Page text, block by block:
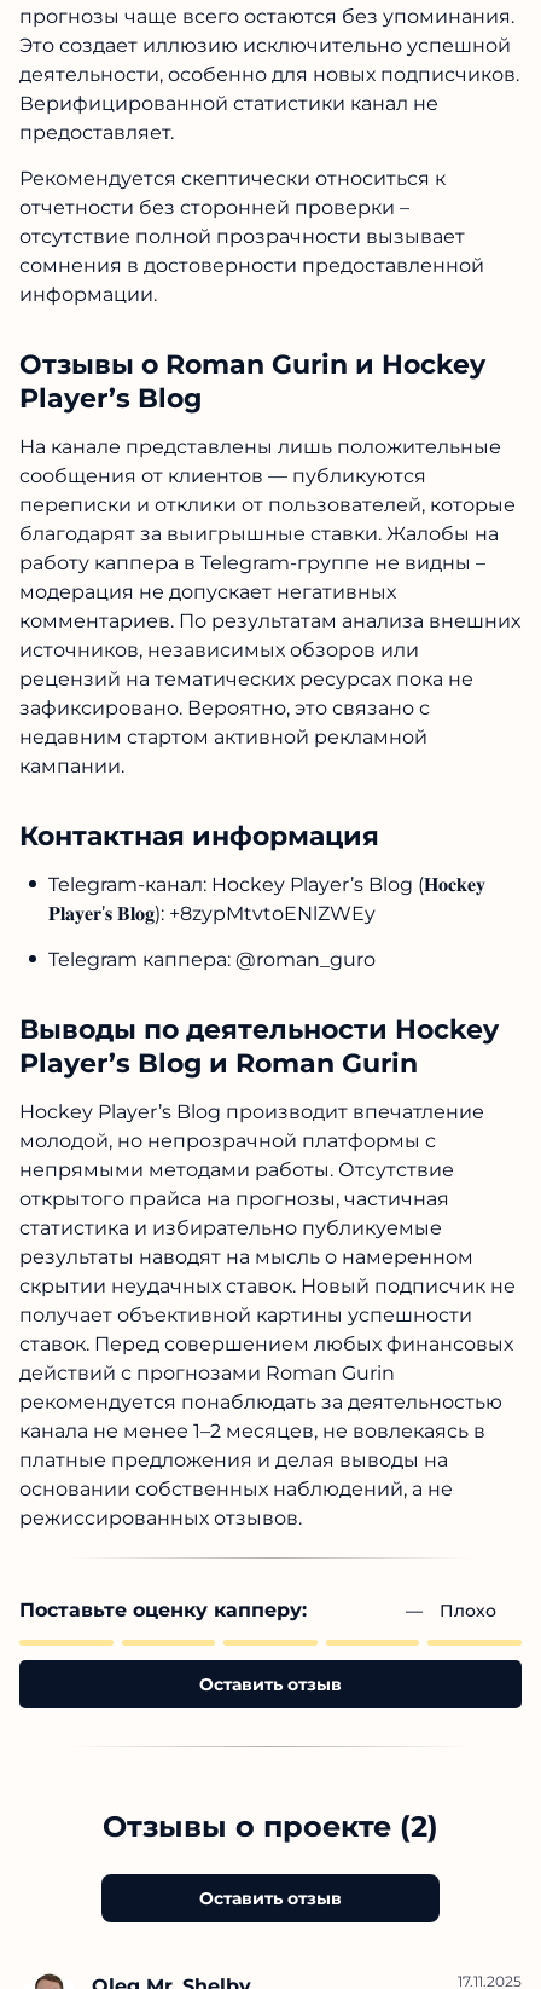
прогнозы чаще всего остаются без упоминания.
Это создает иллюзию исключительно успешной
деятельности, особенно для новых подписчиков.
Верифицированной статистики канал не
предоставляет.
Рекомендуется скептически относиться к
отчетности без сторонней проверки –
отсутствие полной прозрачности вызывает
сомнения в достоверности предоставленной
информации.
Отзывы о Roman Gurin и Hockey
Player’s Blog
На канале представлены лишь положительные
сообщения от клиентов — публикуются
переписки и отклики от пользователей, которые
благодарят за выигрышные ставки. Жалобы на
работу каппера в Telegram-группе не видны –
модерация не допускает негативных
комментариев. По результатам анализа внешних
источников, независимых обзоров или
рецензий на тематических ресурсах пока не
зафиксировано. Вероятно, это связано с
недавним стартом активной рекламной
кампании.
Контактная информация
Telegram-канал: Hockey Player’s Blog (𝐇𝐨𝐜𝐤𝐞𝐲
𝐏𝐥𝐚𝐲𝐞𝐫’𝐬 𝐁𝐥𝐨𝐠): +8zypMtvtoENlZWEy
Telegram каппера: @roman_guro
Выводы по деятельности Hockey
Player’s Blog и Roman Gurin
Hockey Player’s Blog производит впечатление
молодой, но непрозрачной платформы с
непрямыми методами работы. Отсутствие
открытого прайса на прогнозы, частичная
статистика и избирательно публикуемые
результаты наводят на мысль о намеренном
скрытии неудачных ставок. Новый подписчик не
получает объективной картины успешности
ставок. Перед совершением любых финансовых
действий с прогнозами Roman Gurin
рекомендуется понаблюдать за деятельностью
канала не менее 1–2 месяцев, не вовлекаясь в
платные предложения и делая выводы на
основании собственных наблюдений, а не
режиссированных отзывов.
Поставьте оценку капперу: — Плохо
Оставить отзыв
Отзывы о проекте (2)
Оставить отзыв
17.11.2025